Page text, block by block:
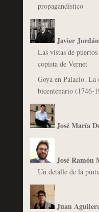
propagandístico
Javier
Las vistas de
copista de Vernet
Goya en Palacio.
bicentenario (1746-
José María
José Ramón
Un detalle de la
Juan